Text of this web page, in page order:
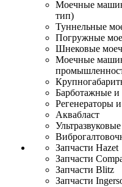
Моечные
тип)
Туннельные
Погружные
Шнековые
Моечные
Барботажные и
Регенераторы
Аквабласт
Запчасти Hazet
Запчасти
Запчасти Blitz
Запчасти